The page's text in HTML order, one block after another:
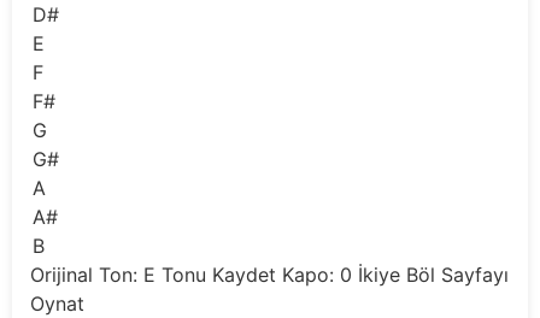
D#
E
F
F#
G
G#
A
A#
B
Orijinal Ton: E Tonu Kaydet Kapo: 0 İkiye Böl Sayfayı
Oynat